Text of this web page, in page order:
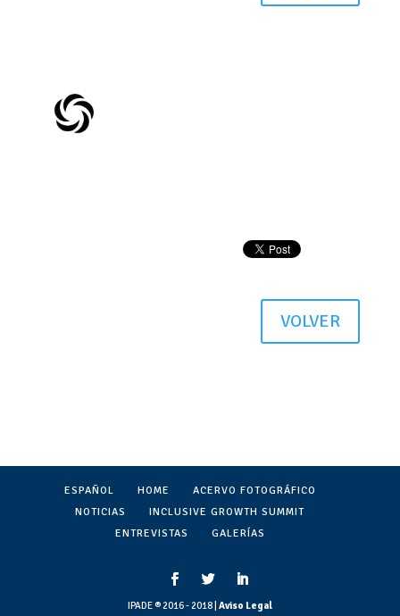
VOLVER
ESPAÑOL HOME
ACERVO FOTOGRÁFICO
NOTICIAS
INCLUSIVE GROWTH SUMMIT
ENTREVISTAS
GALERÍAS
IPADE ® 2016 - 2018 | Aviso Legal